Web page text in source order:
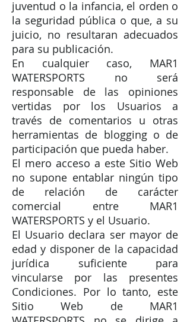
juventud o la infancia, el orden o
la seguridad pública o que, a su
juicio, no resultaran adecuados
para su publicación.
En cualquier caso, MAR1
WATERSPORTS no será
responsable de las opiniones
vertidas por los Usuarios a
través de comentarios u otras
herramientas de blogging o de
participación que pueda haber.
El mero acceso a este Sitio Web
no supone entablar ningún tipo
de relación de carácter
comercial entre MAR1
WATERSPORTS y el Usuario.
El Usuario declara ser mayor de
edad y disponer de la capacidad
jurídica suficiente para
vincularse por las presentes
Condiciones. Por lo tanto, este
Sitio Web de MAR1